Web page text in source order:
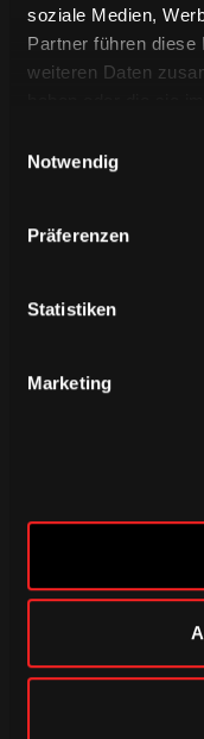
soziale Medien,
Partner führen
weiteren Daten
Notwendig
Präferenzen
Statistiken
Marketing